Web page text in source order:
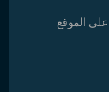
الموقع